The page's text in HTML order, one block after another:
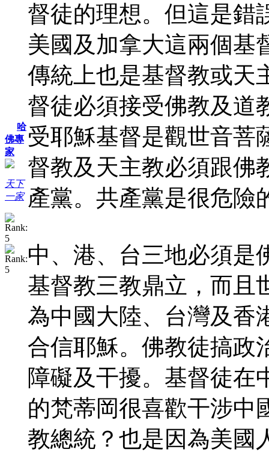
哈
佛專
家
天下
一家
督徒的理想。但這是錯
美國及加拿大這兩個基
傳統上也是基督教或天
督徒必須接受佛教及道
受耶穌基督是觀世音菩
督教及天主教必須跟佛
產黨。共產黨是很危險
中、港、台三地必須是
基督教三教鼎立，而且
為中國大陸、台灣及香
合信耶穌。佛教徒搞政
障礙及干擾。基督徒在
的梵蒂岡很喜歡干涉中
教總統？也是因為美國